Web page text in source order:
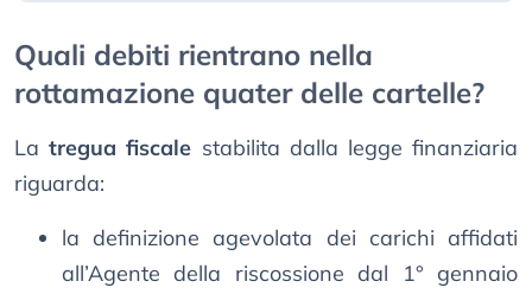
Quali debiti rientrano nella
rottamazione quater delle cartelle?
Latregua fiscale stabilita dalla legge finanziaria
riguarda:
la definizione agevolata dei carichi affidati
all’Agente della riscossione dal 1° gennaio